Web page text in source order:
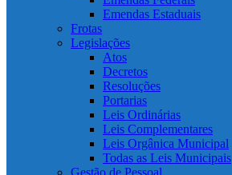
Emendas Estaduais
Frotas
Legislações
Atos
Decretos
Resoluções
Portarias
Leis Ordinárias
Leis Complementares
Leis Orgânica Municipal
Todas as Leis Municipais